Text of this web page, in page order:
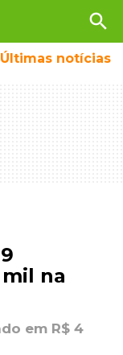
search
Últimas notícias
na
em R$ 4